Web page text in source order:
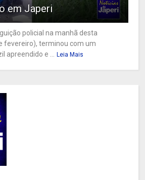
em Japeri
policial na manhã desta
fevereiro), terminou com um
apreendido e ...
Leia Mais